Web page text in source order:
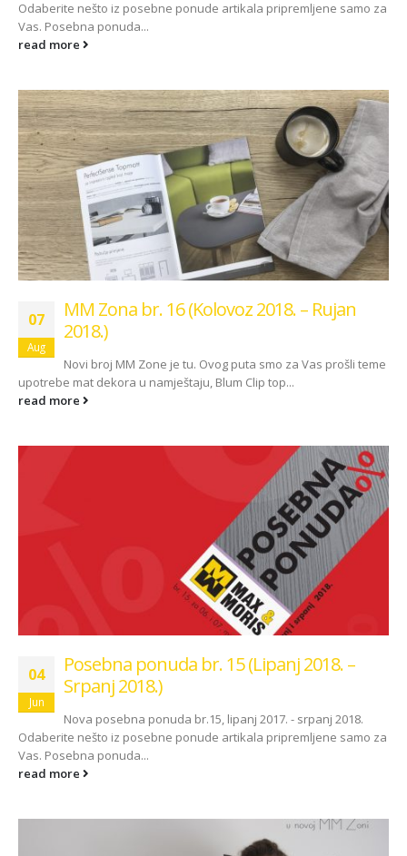
Odaberite nešto iz posebne ponude artikala pripremljene samo za
Vas. Posebna ponuda...
read more
07
Aug
MM Zona br. 16 (Kolovoz 2018. – Rujan
2018.)
Novi broj MM Zone je tu. Ovog puta smo za Vas prošli teme
upotrebe mat dekora u namještaju, Blum Clip top...
read more
04
Jun
Posebna ponuda br. 15 (Lipanj 2018. –
Srpanj 2018.)
Nova posebna ponuda br.15, lipanj 2017. - srpanj 2018.
Odaberite nešto iz posebne ponude artikala pripremljene samo za
Vas. Posebna ponuda...
read more
Kako odabrati pravi
format podnih daski?
15/01/2025
podove
15/01/2025
Inspiracija bez
Pogledajte kako
spaja i najzahtjevnije
kutove
12/05/2026